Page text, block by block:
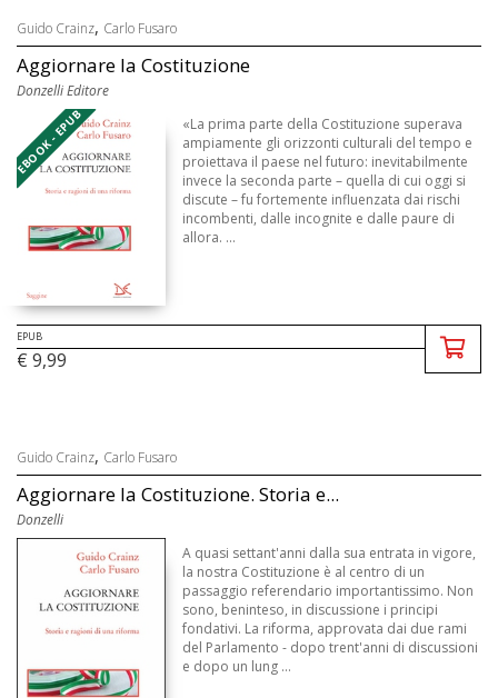
Guido Crainz, Carlo Fusaro
Aggiornare la Costituzione
Donzelli Editore
EBOOK - EPUB
«La prima parte della Costituzione superava
ampiamente gli orizzonti culturali del tempo e
proiettava il paese nel futuro: inevitabilmente
invece la seconda parte – quella di cui oggi si
discute – fu fortemente influenzata dai rischi
incombenti, dalle incognite e dalle paure di
allora. ...
EPUB
€ 9,99
Guido Crainz, Carlo Fusaro
Aggiornare la Costituzione. Storia e...
Donzelli
A quasi settant'anni dalla sua entrata in vigore,
la nostra Costituzione è al centro di un
passaggio referendario importantissimo. Non
sono, beninteso, in discussione i principi
fondativi. La riforma, approvata dai due rami
del Parlamento - dopo trent'anni di discussioni
e dopo un lung ...